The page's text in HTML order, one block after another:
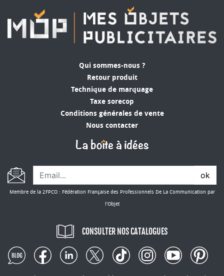
Qui sommes-nous ?
Retour produit
Technique de marquage
Taxe sorecop
Conditions générales de vente
Nous contacter
ok
Membre de la 2FPCO : Fédération Française des Professionnels De La Communication par
l'Objet
CONSULTER NOS CATALOGUES